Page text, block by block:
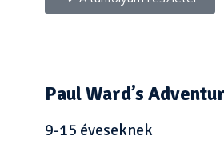
Paul Ward’s
9-15 éveseknek